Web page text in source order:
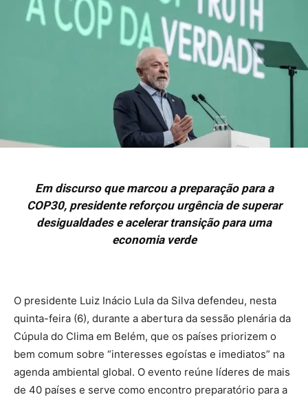
Em discurso que marcou a preparação para a
COP30, presidente reforçou urgência de superar
desigualdades e acelerar transição para uma
economia verde
O presidente Luiz Inácio Lula da Silva defendeu, nesta
quinta-feira (6), durante a abertura da sessão plenária da
Cúpula do Clima em Belém, que os países priorizem o
bem comum sobre “interesses egoístas e imediatos” na
agenda ambiental global. O evento reúne líderes de mais
de 40 países e serve como encontro preparatório para a